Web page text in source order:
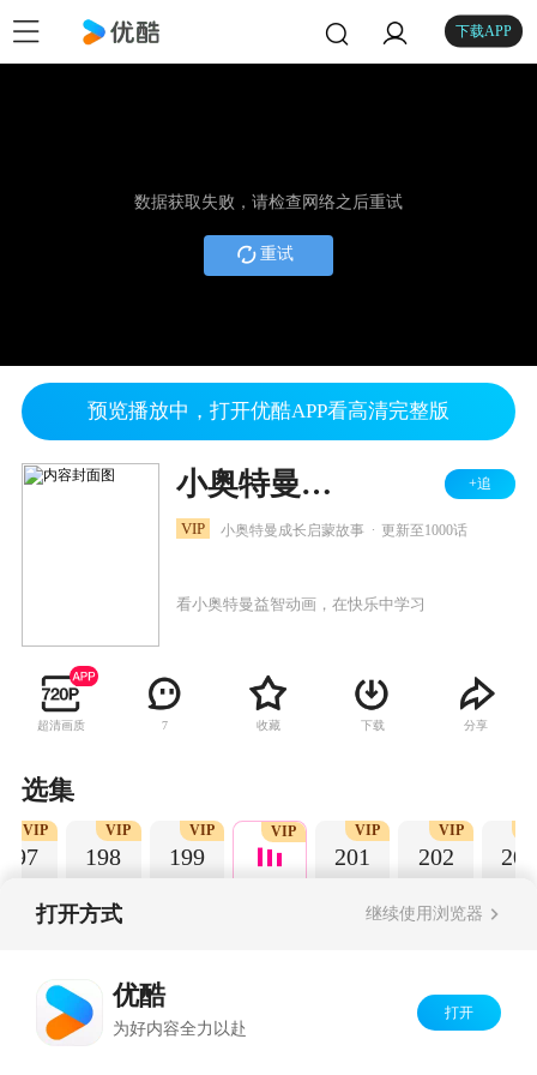
下载APP
数据获取失败，请检查网络之后重试
重试
预览播放中，打开优酷APP看高清完整版
小奥特曼成长记 +追
VIP 小奥特曼成长启蒙故事 更新至1000话
看小奥特曼益智动画，在快乐中学习
超清画质 7 收藏 下载 分享
选集
197
VIP
198
VIP
199
VIP VIP
201
VIP
202
VIP
203
打开方式 继续使用浏览器
优酷
为好内容全力以赴
打开